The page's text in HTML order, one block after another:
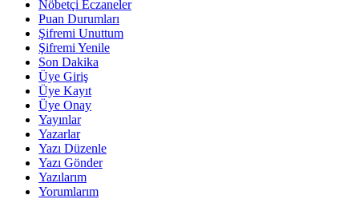
Nöbetçi Eczaneler
Puan Durumları
Şifremi Unuttum
Şifremi Yenile
Son Dakika
Üye Giriş
Üye Kayıt
Üye Onay
Yayınlar
Yazarlar
Yazı Düzenle
Yazı Gönder
Yazılarım
Yorumlarım